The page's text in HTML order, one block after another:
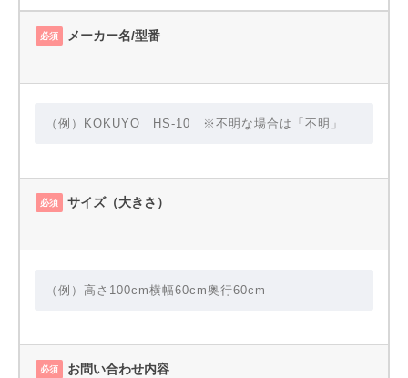
必須 メーカー名/型番
必須 サイズ（大きさ）
必須 お問い合わせ内容